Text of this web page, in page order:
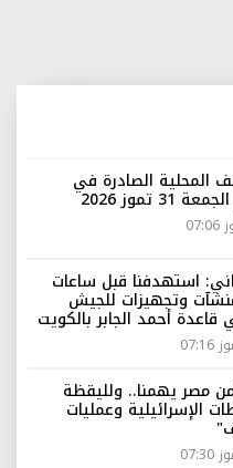
المحلية الصادرة في
تموز 2026
استهدفنا قبل ساعات
وتجهيزات للجيش
قاعدة أحمد الجابر بالكويت
مصر يهمنا.. ولليقظة
الإسرائيلية وعمليات